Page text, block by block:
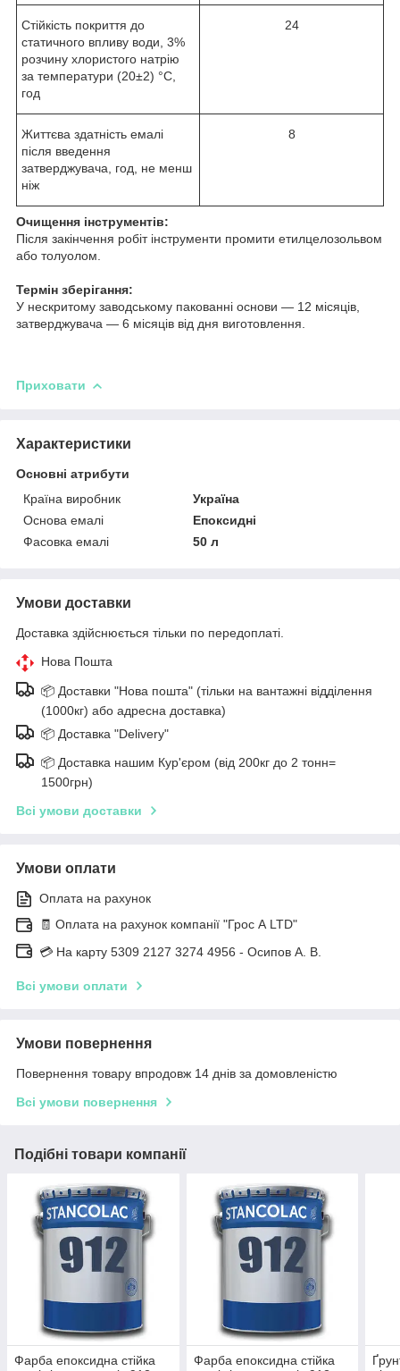
Стійкість покриття до
статичного впливу води, 3%
розчину хлористого натрію
за температури (20±2) °C,
год
24
Життєва здатність емалі
після введення
затверджувача, год, не менш
ніж
8
Очищення інструментів:
Після закінчення робіт інструменти промити етилцелозольвом
або толуолом.
Термін зберігання:
У нескритому заводському пакованні основи — 12 місяців,
затверджувача — 6 місяців від дня виготовлення.
Приховати
Характеристики
Основні атрибути
Країна виробник
Україна
Основа емалі
Епоксидні
Фасовка емалі
50 л
Умови доставки
Доставка здійснюється тільки по передоплаті.
Нова Пошта
📦 Доставки "Нова пошта" (тільки на вантажні відділення
(1000кг) або адресна доставка)
📦 Доставка "Delivery"
📦 Доставка нашим Кур'єром (від 200кг до 2 тонн=
1500грн)
Всі умови доставки
Умови оплати
Оплата на рахунок
🧾 Оплата на рахунок компанії "Грос А LTD"
💳 На карту 5309 2127 3274 4956 - Осипов А. В.
Всі умови оплати
Умови повернення
Повернення товару впродовж 14 днів за домовленістю
Всі умови повернення
Подібні товари компанії
Фарба епоксидна стійка
Фарба епоксидна стійка